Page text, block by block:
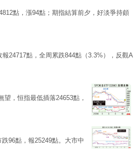
點，漲94點；期指結算前夕，好淡爭持頗
24717點，全周累跌844點（3.3%），反觀A
，恒指最低插落24653點，
96點，報25249點。大市中